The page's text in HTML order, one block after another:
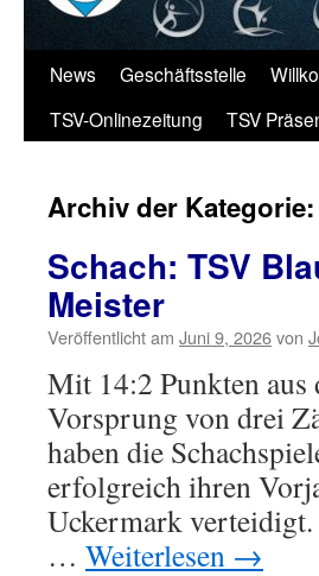
News Geschäftsstelle
TSV-Onlinezeitung
TSV
Archiv der Kategorie:
Schach: TSV
Meister
Veröffentlicht am Juni 9, 2026von
Mit 14:2 Punkten aus
Vorsprung von drei
haben die
erfolgreich ihren
Uckermark
… Weiterlesen →